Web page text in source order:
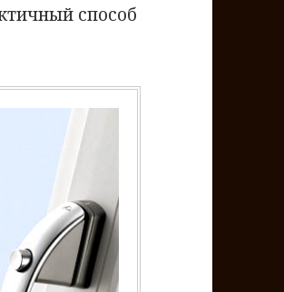
способ